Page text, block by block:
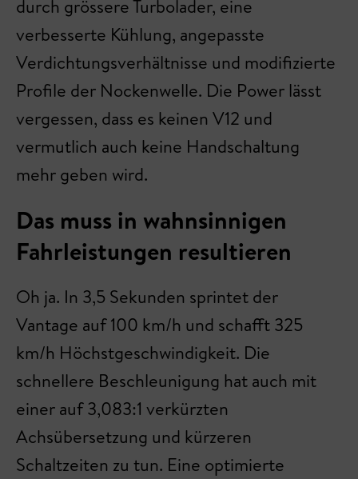
durch grössere Turbolader, eine
verbesserte Kühlung, angepasste
Verdichtungsverhältnisse und modifizierte
Profile der Nockenwelle. Die Power lässt
vergessen, dass es keinen V12 und
vermutlich auch keine Handschaltung
mehr geben wird.
Das muss in wahnsinnigen
Fahrleistungen resultieren
Oh ja. In 3,5 Sekunden sprintet der
Vantage auf 100 km/h und schafft 325
km/h Höchstgeschwindigkeit. Die
schnellere Beschleunigung hat auch mit
einer auf 3,083:1 verkürzten
Achsübersetzung und kürzeren
Schaltzeiten zu tun. Eine optimierte